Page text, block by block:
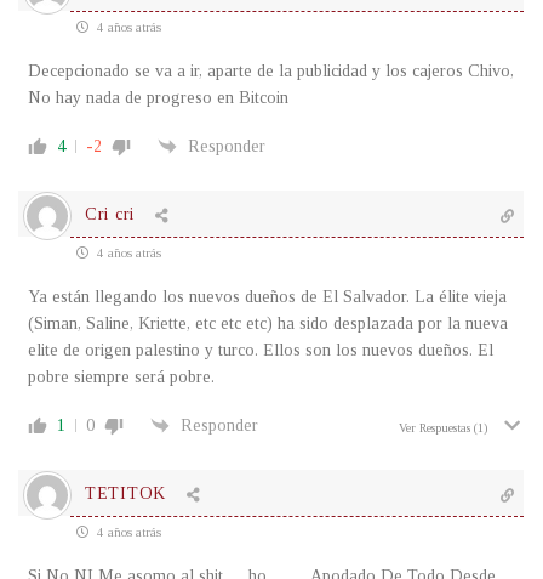
4 años atrás
Decepcionado se va a ir, aparte de la publicidad y los cajeros Chivo,
No hay nada de progreso en Bitcoin
4 -2 Responder
Cri cri
4 años atrás
Ya están llegando los nuevos dueños de El Salvador. La élite vieja
(Siman, Saline, Kriette, etc etc etc) ha sido desplazada por la nueva
elite de origen palestino y turco. Ellos son los nuevos dueños. El
pobre siempre será pobre.
1 0 Responder Ver Respuestas (1)
TETITOK
4 años atrás